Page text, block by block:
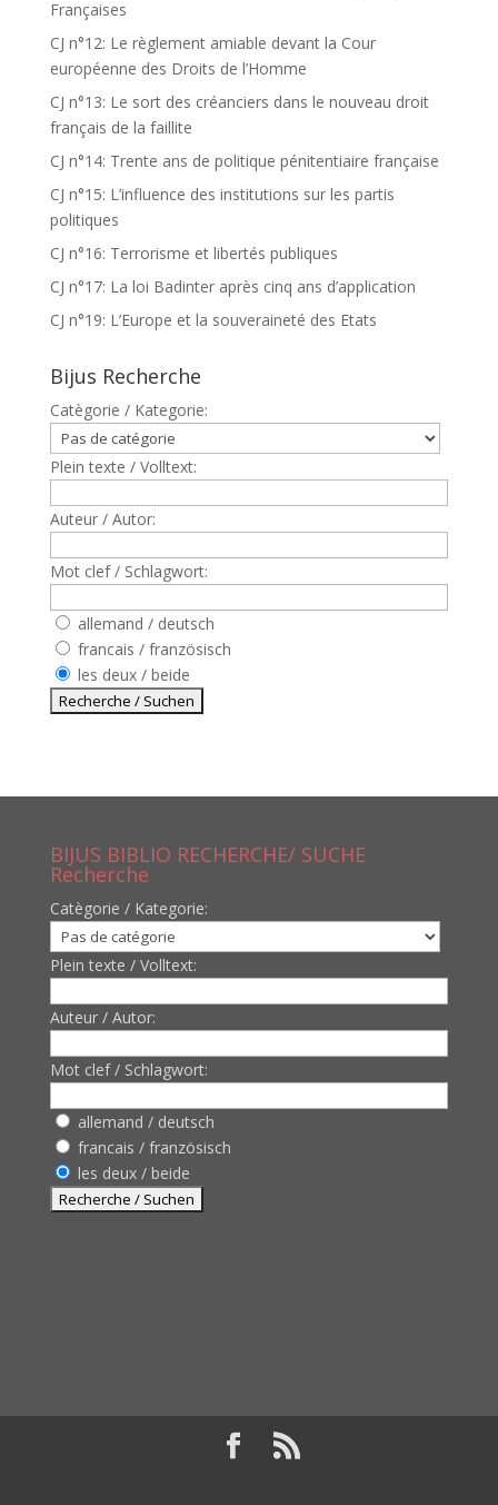
Françaises
CJ n°12: Le règlement amiable devant la Cour
européenne des Droits de l’Homme
CJ n°13: Le sort des créanciers dans le nouveau droit
français de la faillite
CJ n°14: Trente ans de politique pénitentiaire française
CJ n°15: L’influence des institutions sur les partis
politiques
CJ n°16: Terrorisme et libertés publiques
CJ n°17: La loi Badinter après cinq ans d’application
CJ n°19: L’Europe et la souveraineté des Etats
Bijus Recherche
Catègorie / Kategorie:
Plein texte / Volltext:
Auteur / Autor:
Mot clef / Schlagwort:
allemand / deutsch
francais / französisch
les deux / beide
BIJUS BIBLIO RECHERCHE/ SUCHE
Recherche
Catègorie / Kategorie:
Plein texte / Volltext:
Auteur / Autor:
Mot clef / Schlagwort:
allemand / deutsch
francais / französisch
les deux / beide